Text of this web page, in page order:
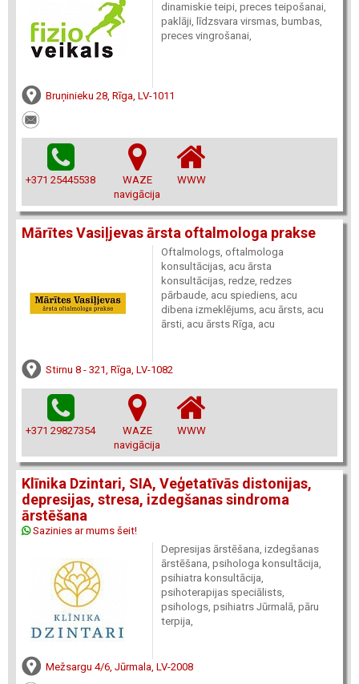
dinamiskie teipi, preces teipošanai,
paklāji, līdzsvara virsmas, bumbas,
preces vingrošanai,
Bruņinieku 28, Rīga, LV-1011
+371 25445538
WAZE
navigācija
WWW
Mārītes Vasiļjevas ārsta oftalmologa prakse
Oftalmologs, oftalmologa
konsultācijas, acu ārsta
konsultācijas, redze, redzes
pārbaude, acu spiediens, acu
dibena izmeklējums, acu ārsts, acu
ārsti, acu ārsts Rīga, acu
Stirnu 8 - 321, Rīga, LV-1082
+371 29827354
WAZE
navigācija
WWW
Klīnika Dzintari, SIA, Veģetatīvās distonijas,
depresijas, stresa, izdegšanas sindroma
ārstēšana
Sazinies ar mums šeit!
Depresijas ārstēšana, izdegšanas
ārstēšana, psihologa konsultācija,
psihiatra konsultācija,
psihoterapijas speciālists,
psihologs, psihiatrs Jūrmalā, pāru
terpija,
Mežsargu 4/6, Jūrmala, LV-2008